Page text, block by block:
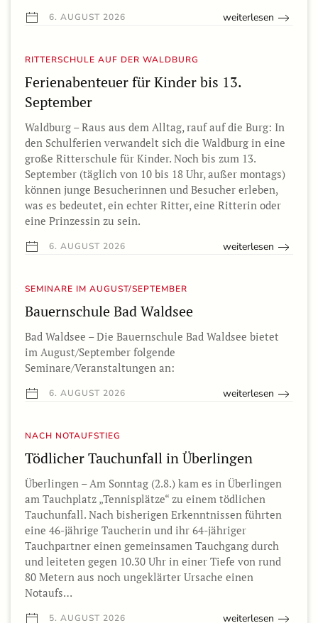
6. AUGUST 2026 weiterlesen
RITTERSCHULE AUF DER WALDBURG
Ferienabenteuer für Kinder bis 13.
September
Waldburg – Raus aus dem Alltag, rauf auf die Burg: In
den Schulferien verwandelt sich die Waldburg in eine
große Ritterschule für Kinder. Noch bis zum 13.
September (täglich von 10 bis 18 Uhr, außer montags)
können junge Besucherinnen und Besucher erleben,
was es bedeutet, ein echter Ritter, eine Ritterin oder
eine Prinzessin zu sein.
6. AUGUST 2026 weiterlesen
SEMINARE IM AUGUST/SEPTEMBER
Bauernschule Bad Waldsee
Bad Waldsee – Die Bauernschule Bad Waldsee bietet
im August/September folgende
Seminare/Veranstaltungen an:
6. AUGUST 2026 weiterlesen
NACH NOTAUFSTIEG
Tödlicher Tauchunfall in Überlingen
Überlingen – Am Sonntag (2.8.) kam es in Überlingen
am Tauchplatz „Tennisplätze“ zu einem tödlichen
Tauchunfall. Nach bisherigen Erkenntnissen führten
eine 46-jährige Taucherin und ihr 64-jähriger
Tauchpartner einen gemeinsamen Tauchgang durch
und leiteten gegen 10.30 Uhr in einer Tiefe von rund
80 Metern aus noch ungeklärter Ursache einen
Notaufs…
5. AUGUST 2026 weiterlesen